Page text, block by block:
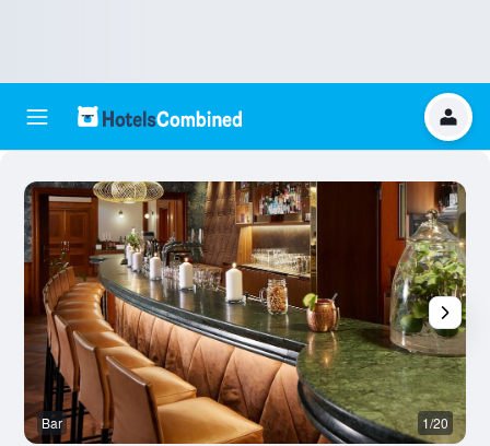
Bar 1/20